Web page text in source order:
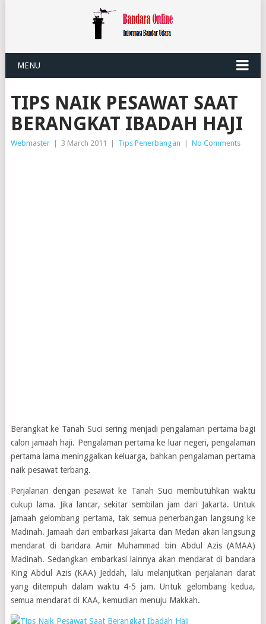
MENU
TIPS NAIK PESAWAT SAAT
BERANGKAT IBADAH HAJI
Webmaster 3 March 2011 Tips Penerbangan No Comments
Berangkat ke Tanah Suci sering menjadi pengalaman pertama bagi
calon jamaah haji. Pengalaman pertama ke luar negeri, pengalaman
pertama lama meninggalkan keluarga, bahkan pengalaman pertama
naik pesawat terbang.
Perjalanan dengan pesawat ke Tanah Suci membutuhkan waktu
cukup lama. Jika lancar, sekitar sembilan jam dari Jakarta. Untuk
jamaah gelombang pertama, tak semua penerbangan langsung ke
Madinah. Jamaah dari embarkasi Jakarta dan Medan akan langsung
mendarat di bandara Amir Muhammad bin Abdul Azis (AMAA)
Madinah. Sedangkan embarkasi lainnya akan mendarat di bandara
King Abdul Azis (KAA) Jeddah, lalu melanjutkan perjalanan darat
yang ditempuh dalam waktu 4-5 jam. Untuk gelombang kedua,
semua mendarat di KAA, kemudian menuju Makkah.